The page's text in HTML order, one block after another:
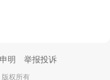
明 举报投诉
版权所有